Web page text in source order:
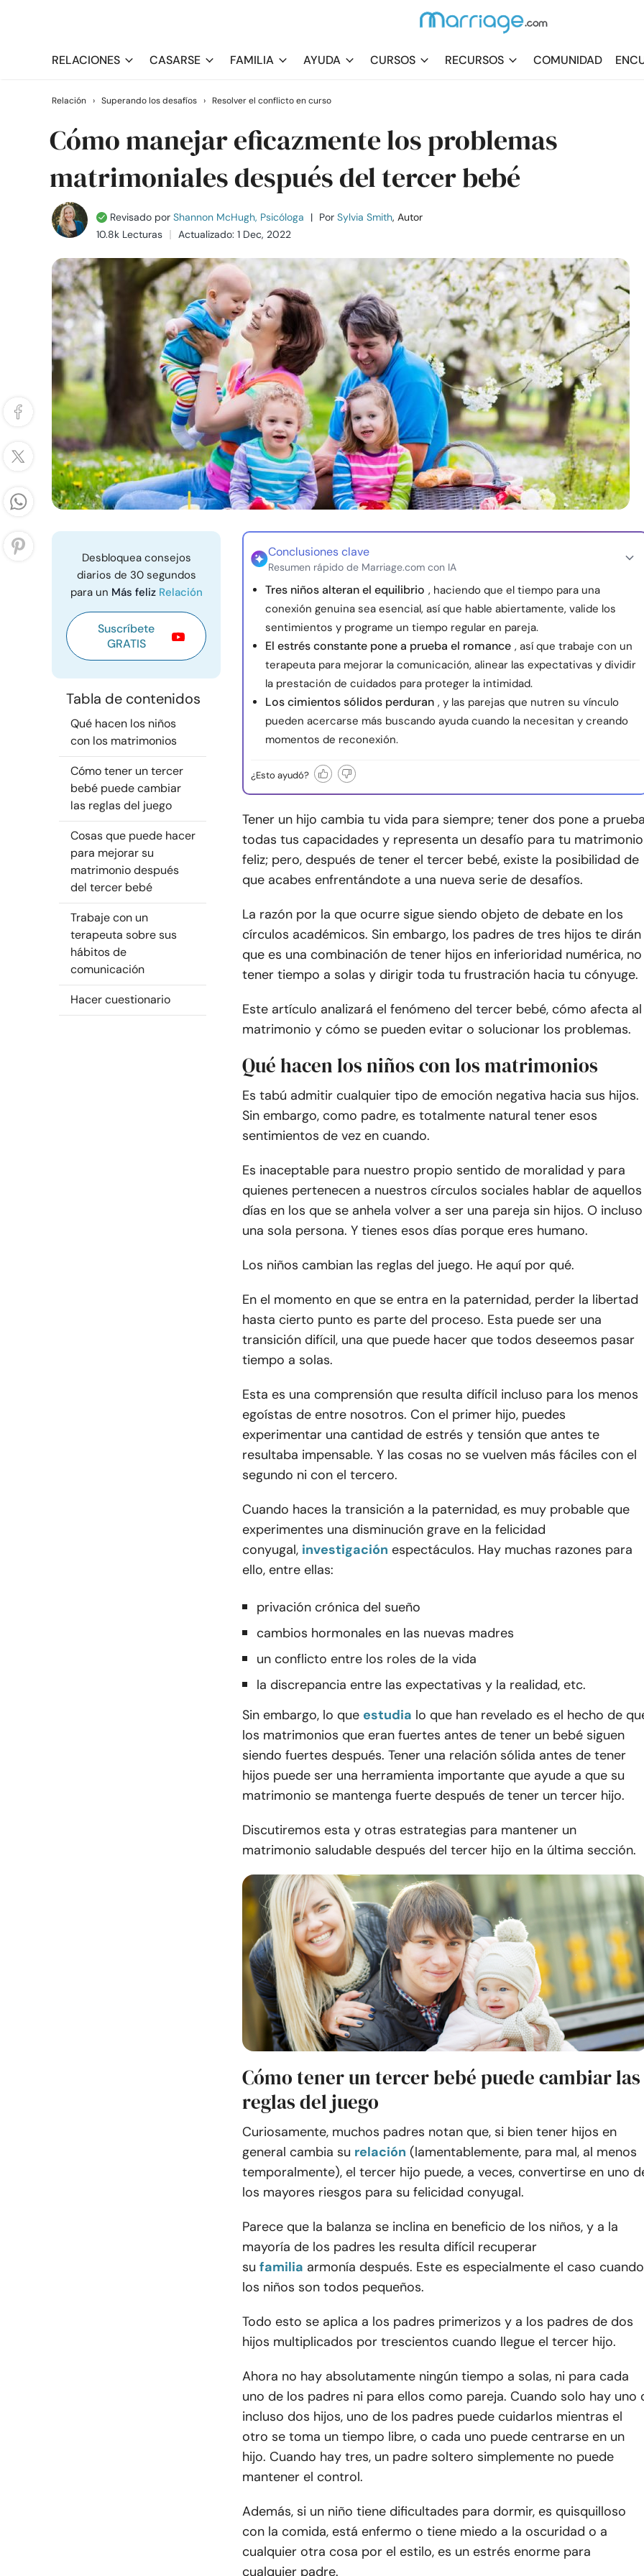
RELACIONES CASARSE FAMILIA AYUDA CURSOS RECURSOS COMUNIDAD
Relación › Superando los desafíos › Resolver el conflicto en curso
Cómo manejar eficazmente los problemas
matrimoniales después del tercer bebé
Revisado por Shannon McHugh, Psicóloga | Por Sylvia Smith, Autor
10.8k Lecturas
Actualizado: 1 Dec, 2022
Desbloquea consejos
diarios de 30 segundos
para un Más feliz Relación
Suscríbete
GRATIS
Tabla de contenidos
Qué hacen los niños
con los matrimonios
Cómo tener un tercer
bebé puede cambiar
las reglas del juego
Cosas que puede hacer
para mejorar su
matrimonio después
del tercer bebé
Trabaje con un
terapeuta sobre sus
hábitos de
comunicación
Hacer cuestionario
Conclusiones clave
Resumen rápido de Marriage.com con IA
Tres niños alteran el equilibrio , haciendo que el tiempo para una
conexión genuina sea esencial, así que hable abiertamente, valide los
sentimientos y programe un tiempo regular en pareja.
El estrés constante pone a prueba el romance , así que trabaje con un
terapeuta para mejorar la comunicación, alinear las expectativas y dividir
la prestación de cuidados para proteger la intimidad.
Los cimientos sólidos perduran , y las parejas que nutren su vínculo
pueden acercarse más buscando ayuda cuando la necesitan y creando
momentos de reconexión.
¿Esto ayudó?
Tener un hijo cambia tu vida para siempre; tener dos pone a
todas tus capacidades y representa un desafío para tu matrimonio
feliz; pero, después de tener el tercer bebé, existe la posibilidad de
que acabes enfrentándote a una nueva serie de desafíos.
La razón por la que ocurre sigue siendo objeto de debate en los
círculos académicos. Sin embargo, los padres de tres hijos te dirán
que es una combinación de tener hijos en inferioridad numérica, no
tener tiempo a solas y dirigir toda tu frustración hacia tu cónyuge.
Este artículo analizará el fenómeno del tercer bebé, cómo afecta al
matrimonio y cómo se pueden evitar o solucionar los problemas.
Qué hacen los niños con los matrimonios
Es tabú admitir cualquier tipo de emoción negativa hacia sus hijos.
Sin embargo, como padre, es totalmente natural tener esos
sentimientos de vez en cuando.
Es inaceptable para nuestro propio sentido de moralidad y para
quienes pertenecen a nuestros círculos sociales hablar de aquellos
días en los que se anhela volver a ser una pareja sin hijos. O incluso
una sola persona. Y tienes esos días porque eres humano.
Los niños cambian las reglas del juego. He aquí por qué.
En el momento en que se entra en la paternidad, perder la libertad
hasta cierto punto es parte del proceso. Esta puede ser una
transición difícil, una que puede hacer que todos deseemos pasar
tiempo a solas.
Esta es una comprensión que resulta difícil incluso para los menos
egoístas de entre nosotros. Con el primer hijo, puedes
experimentar una cantidad de estrés y tensión que antes te
resultaba impensable. Y las cosas no se vuelven más fáciles con el
segundo ni con el tercero.
Cuando haces la transición a la paternidad, es muy probable que
experimentes una disminución grave en la felicidad
conyugal, investigación espectáculos. Hay muchas razones para
ello, entre ellas:
privación crónica del sueño
cambios hormonales en las nuevas madres
un conflicto entre los roles de la vida
la discrepancia entre las expectativas y la realidad, etc.
Sin embargo, lo que estudia lo que han revelado es el hecho de
los matrimonios que eran fuertes antes de tener un bebé siguen
siendo fuertes después. Tener una relación sólida antes de tener
hijos puede ser una herramienta importante que ayude a que su
matrimonio se mantenga fuerte después de tener un tercer hijo.
Discutiremos esta y otras estrategias para mantener un
matrimonio saludable después del tercer hijo en la última sección.
Cómo tener un tercer bebé puede cambiar las
reglas del juego
Curiosamente, muchos padres notan que, si bien tener hijos en
general cambia su relación (lamentablemente, para mal, al menos
temporalmente), el tercer hijo puede, a veces, convertirse en uno
los mayores riesgos para su felicidad conyugal.
Parece que la balanza se inclina en beneficio de los niños, y a la
mayoría de los padres les resulta difícil recuperar
su familia armonía después. Este es especialmente el caso cuando
los niños son todos pequeños.
Todo esto se aplica a los padres primerizos y a los padres de dos
hijos multiplicados por trescientos cuando llegue el tercer hijo.
Ahora no hay absolutamente ningún tiempo a solas, ni para cada
uno de los padres ni para ellos como pareja. Cuando solo hay uno
incluso dos hijos, uno de los padres puede cuidarlos mientras el
otro se toma un tiempo libre, o cada uno puede centrarse en un
hijo. Cuando hay tres, un padre soltero simplemente no puede
mantener el control.
Además, si un niño tiene dificultades para dormir, es quisquilloso
con la comida, está enfermo o tiene miedo a la oscuridad o a
cualquier otra cosa por el estilo, es un estrés enorme para
cualquier padre.